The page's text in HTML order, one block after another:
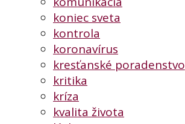
koniec sveta
kontrola
koronavírus
kresťanské poradenstvo
kritika
kríza
kvalita života